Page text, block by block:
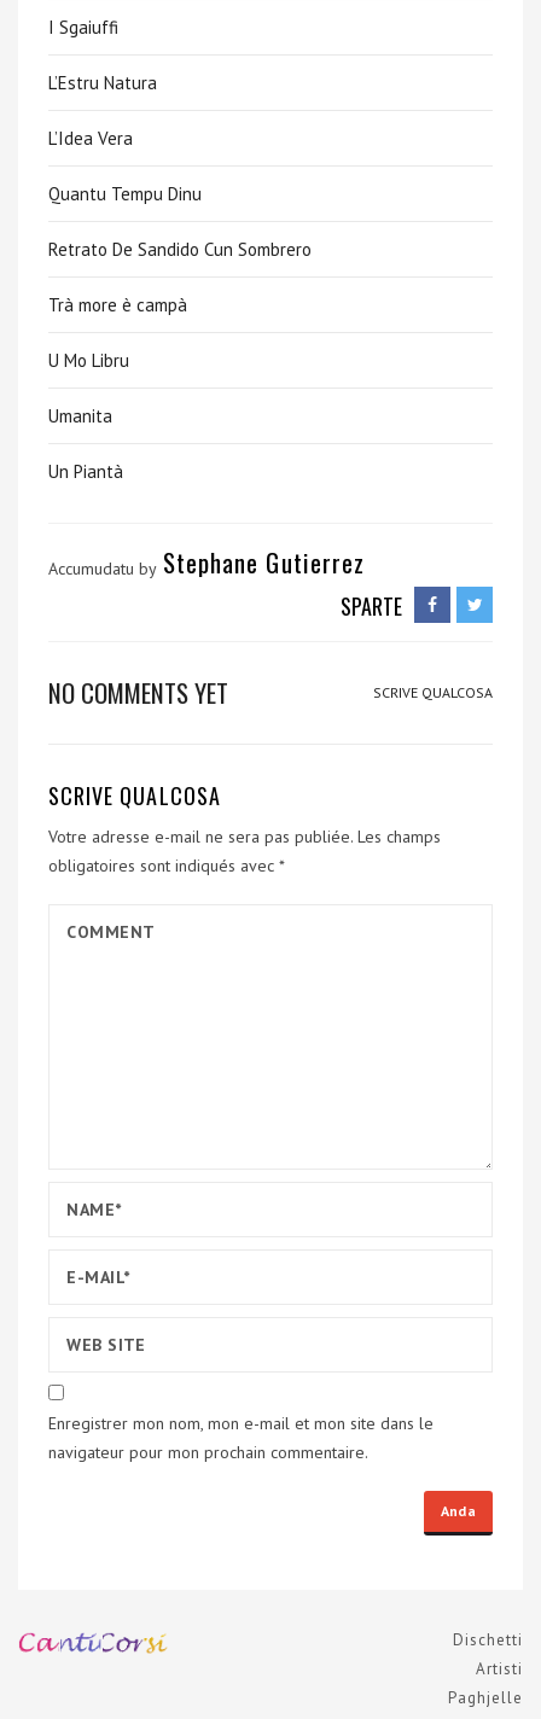
I Sgaiuffi
L’Estru Natura
L’Idea Vera
Quantu Tempu Dinu
Retrato De Sandido Cun Sombrero
Trà more è campà
U Mo Libru
Umanita
Un Piantà
Accumudatu by Stephane Gutierrez
SPARTE
NO COMMENTS YET SCRIVE QUALCOSA
SCRIVE QUALCOSA
Votre adresse e-mail ne sera pas publiée. Les champs
obligatoires sont indiqués avec *
Enregistrer mon nom, mon e-mail et mon site dans le
navigateur pour mon prochain commentaire.
Dischetti
Artisti
Paghjelle